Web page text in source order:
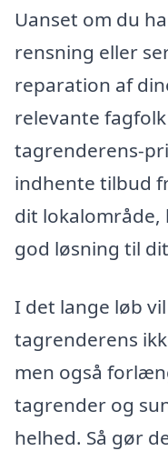
Uanset om du
rensning eller
reparation af
relevante
tagrenderens-
indhente tilbud
dit lokalområde,
god løsning til
I det lange løb
tagrenderens
men også
tagrender og
helhed. Så gør